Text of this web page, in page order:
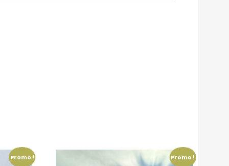
Promo ! Promo !